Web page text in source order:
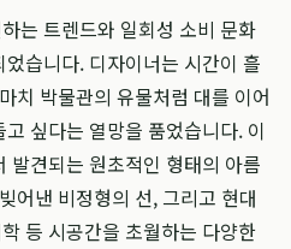
는 트렌드와 일회성 소비 문화
습니다. 디자이너는 시간이 흘
치 박물관의 유물처럼 대를 이어
싶다는 열망을 품었습니다. 이
발견되는 원초적인 형태의 아름
어낸 비정형의 선, 그리고 현대
등 시공간을 초월하는 다양한